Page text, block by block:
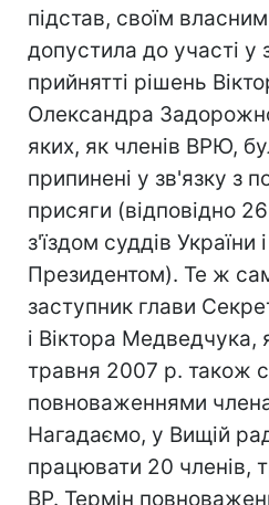
підстав, своїм
допустила до участі у
прийнятті рішень
Олександра
яких, як членів ВРЮ,
припинені у зв'язку з
присяги (відповідно
з'їздом суддів
Президентом). Те ж
заступник глави
і Віктора
травня 2007 р. також
повноваженнями
Нагадаємо, у Вищій
працювати 20 членів,
ВР. Термін